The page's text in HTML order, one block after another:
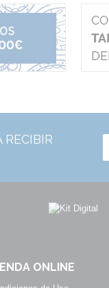
RECIBIR
ONLINE